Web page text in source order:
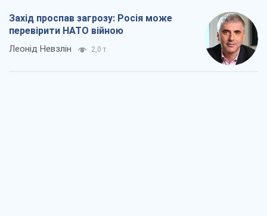
Захід проспав загрозу: Росія може
перевірити НАТО війною
Леонід Невзлін 2,0 т.